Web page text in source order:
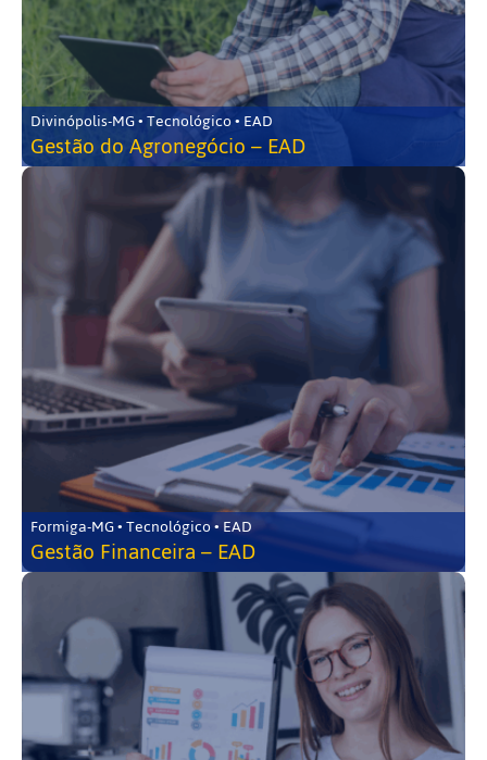
Divinópolis-MG • Tecnológico • EAD
Gestão do Agronegócio – EAD
Formiga-MG • Tecnológico • EAD
Gestão Financeira – EAD